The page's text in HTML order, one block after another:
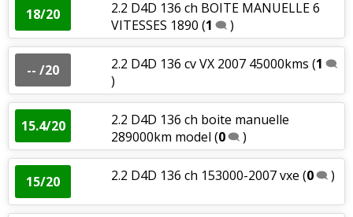
18/20
2.2 D4D 136 ch BOITE MANUELLE 6
VITESSES 1890 (1 )
-- /20 2.2 D4D 136 cv VX 2007 45000kms (1
)
15.4/20
2.2 D4D 136 ch boite manuelle
289000km model (0 )
15/20 2.2 D4D 136 ch 153000-2007 vxe (0 )